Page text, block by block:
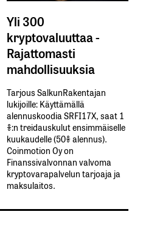
Yli 300
kryptovaluuttaa -
Rajattomasti
mahdollisuuksia
Tarjous SalkunRakentajan
lukijoille: Käyttämällä​ ​
alennuskoodia​ ​SRFI17X,​ ​saat​ ​1
%:n treidauskulut​ ​ensimmäiselle​ ​
kuukaudelle​ ​(50%​ ​alennus).
Coinmotion Oy on
Finanssivalvonnan valvoma
kryptovarapalvelun tarjoaja ja
maksulaitos.